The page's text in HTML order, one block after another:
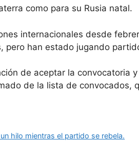
como para su Rusia natal.
internacionales desde
pero han estado jugando
de aceptar la convocatoria
de la lista de convocados,
hilo mientras el partido se rebela.